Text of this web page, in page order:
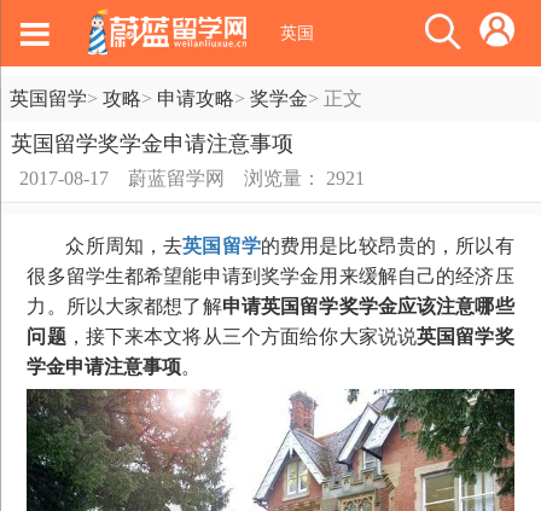
英国
英国留学> 攻略> 申请攻略> 奖学金> 正文
英国留学奖学金申请注意事项
2017-08-17 蔚蓝留学网 浏览量： 2921
众所周知，去英国留学的费用是比较昂贵的，所以有
很多留学生都希望能申请到奖学金用来缓解自己的经济压
力。所以大家都想了解申请英国留学奖学金应该注意哪些
问题，接下来本文将从三个方面给你大家说说英国留学奖
学金申请注意事项。